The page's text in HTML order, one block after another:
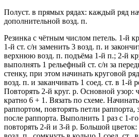
Полуст. в прямых рядах: каждый ряд
дополнительной возд. п.
Резинка с чётным числом петель. 1-й
1-й ст. с/н заменить 3 возд. п. и
верхнюю возд. п. подъёма 1-й п.; 2-й
выполнять 1 рельефный ст. с/н за
стенку, при этом начинать круговой
возд. п. и заканчивать 1 соед. ст. в 1-й
Повторять 2-й круг. р. Основной узор:
кратно 6 + 1. Вязать по схеме.
раппортом, повторять петли раппорта,
после раппорта. Выполнить 1 раз с 1-
повторять 2-й и 3-й р. Большой цветок: